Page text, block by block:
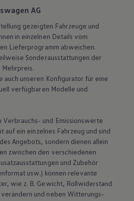
AG
gezeigten Fahrzeuge und
in einzelnen Details vom
Lieferprogramm abweichen.
Sonderausstattungen der
Mehrpreis.
auch unseren Konfigurator für eine
verfügbaren Modelle und
Verbrauchs- und Emissionswerte
auf ein einzelnes Fahrzeug und sind
Angebots, sondern dienen allein
zwischen den verschiedenen
und Zubehör
usw.) können relevante
wie z. B. Gewicht, Rollwiderstand
und neben Witterungs-